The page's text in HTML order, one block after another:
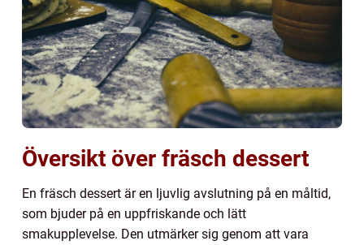
Översikt över fräsch dessert
En fräsch dessert är en ljuvlig avslutning på en måltid,
som bjuder på en uppfriskande och lätt
smakupplevelse. Den utmärker sig genom att vara